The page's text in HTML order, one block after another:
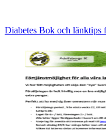
Diabetes Bok och länktips